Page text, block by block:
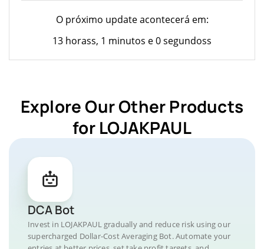
O próximo update acontecerá em:
13 horass, 1 minutos e 0 segundoss
Explore Our Other Products
for LOJAKPAUL
DCA Bot
Invest in LOJAKPAUL gradually and reduce risk using our
supercharged Dollar-Cost Averaging Bot. Automate your